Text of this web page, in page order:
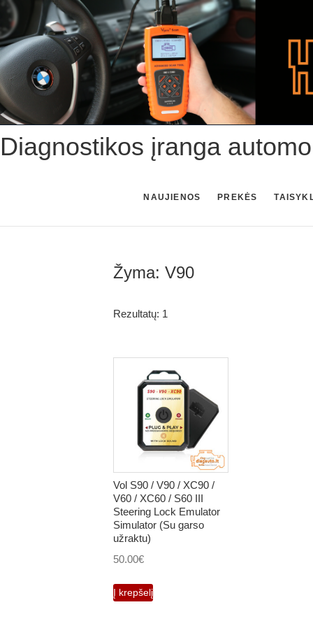
Skip
to
content
Diagnostikos įranga
NAUJIENOS PREKĖS
Žyma: V90
Rezultatų: 1
Vol S90 / V90 / XC90 /
V60 / XC60 / S60 III
Steering Lock Emulator
Simulator (Su garso
užraktu)
50.00€
Į krepšelį